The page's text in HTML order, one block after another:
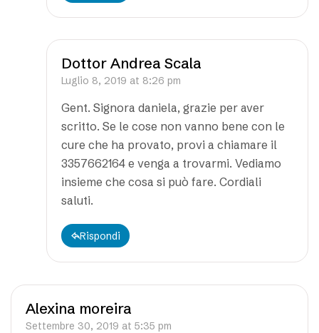
Dottor Andrea Scala
Luglio 8, 2019 at 8:26 pm
Gent. Signora daniela, grazie per aver
scritto. Se le cose non vanno bene con le
cure che ha provato, provi a chiamare il
3357662164 e venga a trovarmi. Vediamo
insieme che cosa si può fare. Cordiali
saluti.
Rispondi
Alexina moreira
Settembre 30, 2019 at 5:35 pm